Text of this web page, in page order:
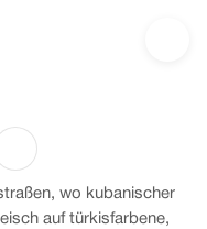
wo kubanischer
auf türkisfarbene,